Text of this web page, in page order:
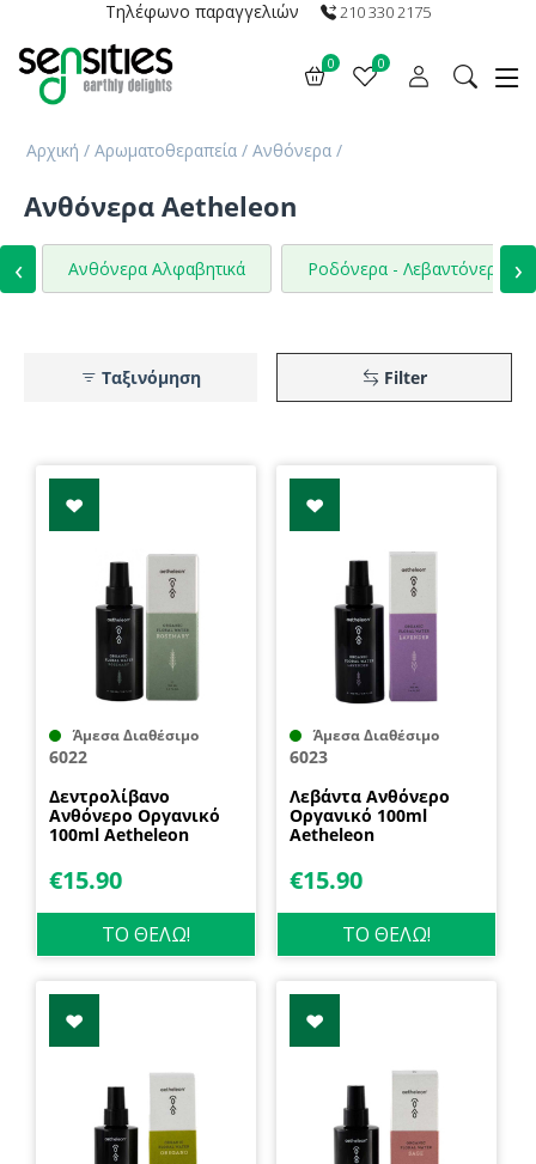
Τηλέφωνο παραγγελιών 210 330 2175
0 0
Αρχική / Αρωματοθεραπεία / Ανθόνερα /
Ανθόνερα Aetheleon
‹ Ανθόνερα Αλφαβητικά Ροδόνερα - Λεβαντόνερα ›
Filter
Ταξινόμηση
Άμεσα Διαθέσιμο
6022
Δεντρολίβανο
Ανθόνερο Οργανικό
100ml Aetheleon
€15.90
ΤΟ ΘΕΛΩ!
Άμεσα Διαθέσιμο
6023
Λεβάντα Ανθόνερο
Οργανικό 100ml
Aetheleon
€15.90
ΤΟ ΘΕΛΩ!